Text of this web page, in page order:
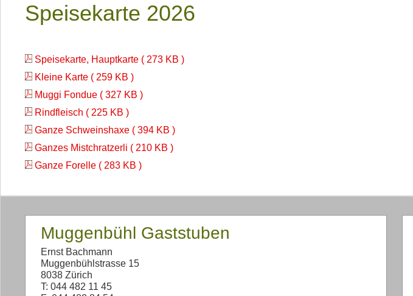
Speisekarte 2026
Speisekarte, Hauptkarte ( 273 KB )
Kleine Karte ( 259 KB )
Muggi Fondue ( 327 KB )
Rindfleisch ( 225 KB )
Ganze Schweinshaxe ( 394 KB )
Ganzes Mistchratzerli ( 210 KB )
Ganze Forelle ( 283 KB )
Muggenbühl Gaststuben
Ernst Bachmann
Muggenbühlstrasse 15
8038 Zürich
T: 044 482 11 45